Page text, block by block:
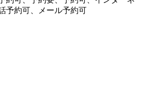
予約可、メール予約可